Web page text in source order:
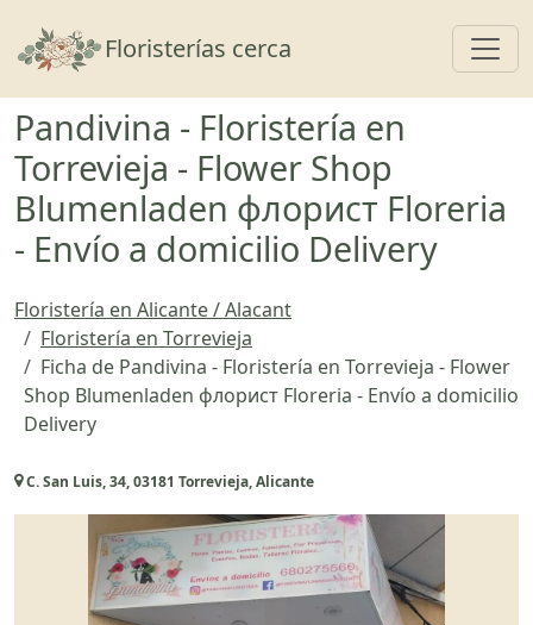
Floristerías cerca
Pandivina - Floristería en
Torrevieja - Flower Shop
Blumenladen флорист Floreria
- Envío a domicilio Delivery
Floristería en Alicante / Alacant
Floristería en Torrevieja
Ficha de Pandivina - Floristería en Torrevieja - Flower
Shop Blumenladen флорист Floreria - Envío a domicilio
Delivery
C. San Luis, 34, 03181 Torrevieja, Alicante